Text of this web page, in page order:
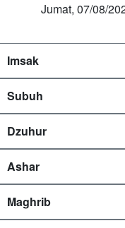
Jumat, 07/08/
Imsak
Subuh
Dzuhur
Ashar
Maghrib